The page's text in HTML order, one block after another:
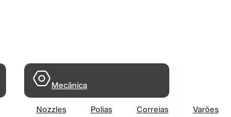
Mecânica
Nozzles Polias Correias
Varões